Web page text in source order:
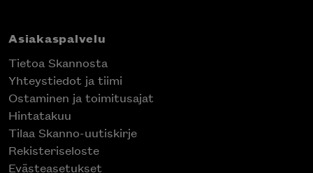
Asiakaspalvelu
Tietoa Skannosta
Yhteystiedot ja tiimi
Ostaminen ja toimitusajat
Hintatakuu
Tilaa Skanno-uutiskirje
Rekisteriseloste
Evästeasetukset